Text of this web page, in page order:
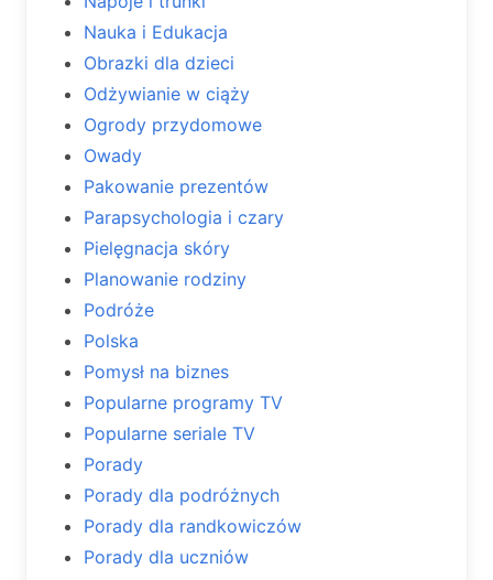
Nauka i Edukacja
Obrazki dla dzieci
Odżywianie w ciąży
Ogrody przydomowe
Owady
Pakowanie prezentów
Parapsychologia i czary
Pielęgnacja skóry
Planowanie rodziny
Podróże
Polska
Pomysł na biznes
Popularne programy TV
Popularne seriale TV
Porady
Porady dla podróżnych
Porady dla randkowiczów
Porady dla uczniów